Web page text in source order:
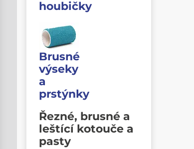
houbičky
Brusné
výseky
a
prstýnky
Řezné, brusné a
leštící kotouče a
pasty